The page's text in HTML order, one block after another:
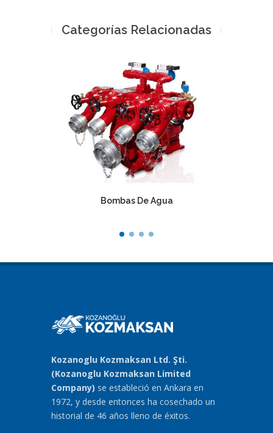
Categorías Relacionadas
Bombas De Agua
Kozanoglu Kozmaksan Ltd. Şti.
(Kozanoglu Kozmaksan Limited
Company) se estableció en Ankara en
1972, y desde entonces ha cosechado un
historial de 46 años lleno de éxitos.